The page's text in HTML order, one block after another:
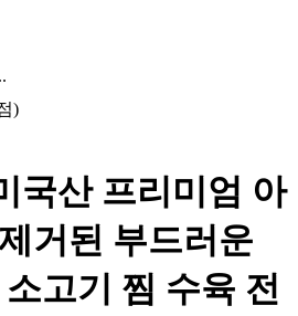
)
국산 프리미엄 아
거된 부드러운
고기 찜 수육 전